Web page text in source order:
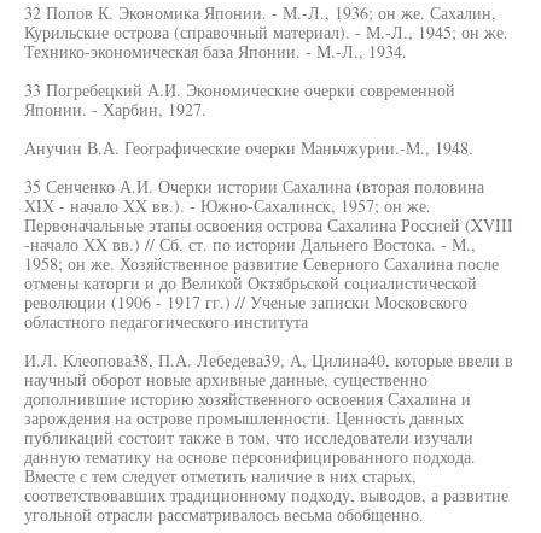
32 Попов К. Экономика Японии. - М.-Л., 1936; он же. Сахалин,
Курильские острова (справочный материал). - М.-Л., 1945; он же.
Технико-экономическая база Японии. - М.-Л., 1934.
33 Погребецкий А.И. Экономические очерки современной
Японии. - Харбин, 1927.
Анучин В.А. Географические очерки Маньчжурии.-М., 1948.
35 Сенченко А.И. Очерки истории Сахалина (вторая половина
XIX - начало XX вв.). - Южно-Сахалинск, 1957; он же.
Первоначальные этапы освоения острова Сахалина Россией (XVIII
-начало XX вв.) // Сб. ст. по истории Дальнего Востока. - М.,
1958; он же. Хозяйственное развитие Северного Сахалина после
отмены каторги и до Великой Октябрьской социалистической
революции (1906 - 1917 гг.) // Ученые записки Московского
областного педагогического института
И.Л. Клеопова38, П.А. Лебедева39, А, Цилина40, которые ввели в
научный оборот новые архивные данные, существенно
дополнившие историю хозяйственного освоения Сахалина и
зарождения на острове промышленности. Ценность данных
публикаций состоит также в том, что исследователи изучали
данную тематику на основе персонифицированного подхода.
Вместе с тем следует отметить наличие в них старых,
соответствовавших традиционному подходу, выводов, а развитие
угольной отрасли рассматривалось весьма обобщенно.